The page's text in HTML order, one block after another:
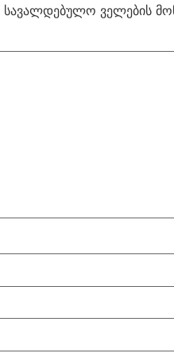
სავალდებულო ველების